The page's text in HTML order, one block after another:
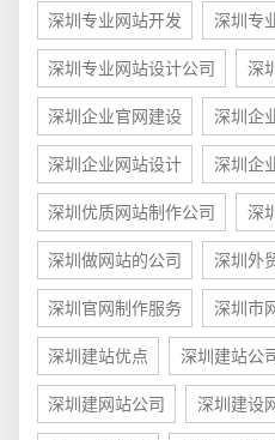
深圳专业网站开发 深圳专
深圳专业网站设计公司 深
深圳企业官网建设 深圳企
深圳企业网站设计 深圳企
深圳优质网站制作公司 深
深圳做网站的公司 深圳外
深圳官网制作服务 深圳市
深圳建站优点 深圳建站公
深圳建网站公司 深圳建设